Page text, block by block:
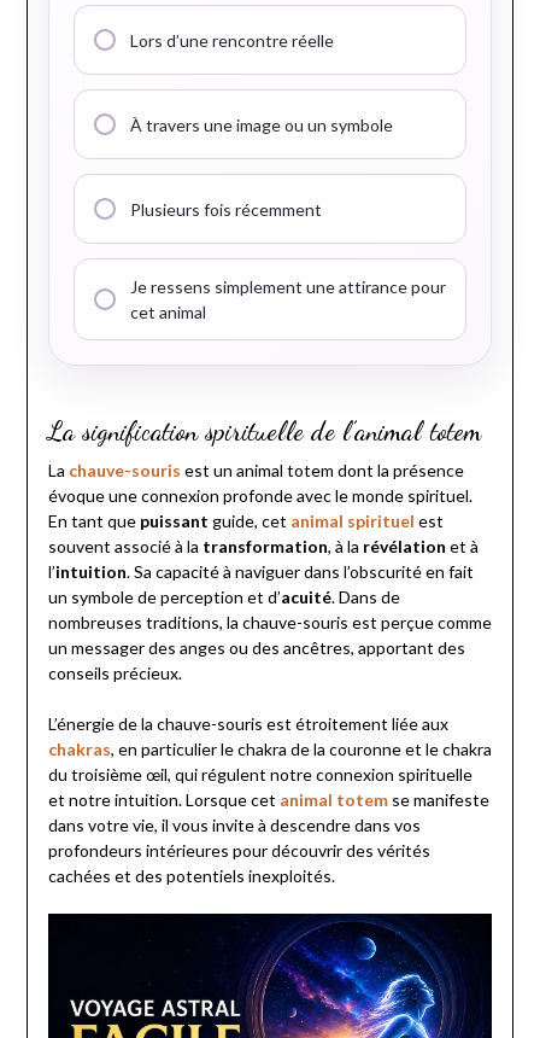
Lors d’une rencontre réelle
À travers une image ou un symbole
Plusieurs fois récemment
Je ressens simplement une attirance pour
cet animal
La signification spirituelle de l’animal totem
La chauve-souris est un animal totem dont la présence
évoque une connexion profonde avec le monde spirituel.
En tant que puissant guide, cet animal spirituel est
souvent associé à la transformation, à la révélation et à
l’intuition. Sa capacité à naviguer dans l’obscurité en fait
un symbole de perception et d’acuité. Dans de
nombreuses traditions, la chauve-souris est perçue comme
un messager des anges ou des ancêtres, apportant des
conseils précieux.
L’énergie de la chauve-souris est étroitement liée aux
chakras, en particulier le chakra de la couronne et le chakra
du troisième œil, qui régulent notre connexion spirituelle
et notre intuition. Lorsque cet animal totemse manifeste
dans votre vie, il vous invite à descendre dans vos
profondeurs intérieures pour découvrir des vérités
cachées et des potentiels inexploités.